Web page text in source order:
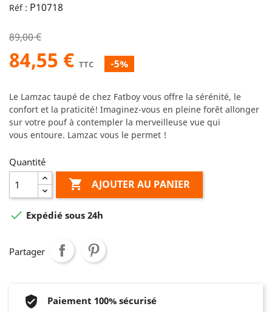
Réf : P10718
89,00 €
84,55 € TTC -5%
Le Lamzac taupé de chez Fatboy vous offre la sérénité, le
confort et la praticité! Imaginez-vous en pleine forêt allonger
sur votre pouf à contempler la merveilleuse vue qui
vous entoure. Lamzac vous le permet !
Quantité
 AJOUTER AU PANIER
 Expédié sous 24h
Partager
Paiement 100% sécurisé